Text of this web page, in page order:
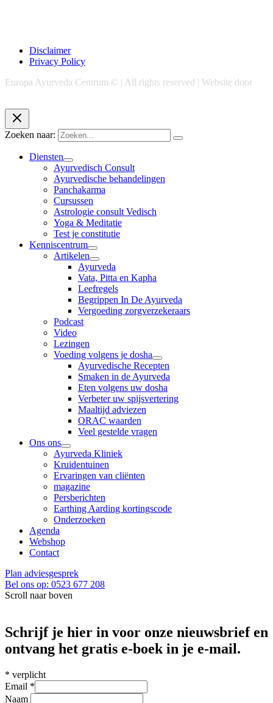
Disclaimer
Privacy Policy
Europa Ayurveda Centrum © | All rights reserved | Website door
Zoeken naar:
Diensten
Ayurvedisch Consult
Ayurvedische behandelingen
Panchakarma
Cursussen
Astrologie consult Vedisch
Yoga & Meditatie
Test je constitutie
Kenniscentrum
Artikelen
Ayurveda
Vata, Pitta en Kapha
Leefregels
Begrippen In De Ayurveda
Vergoeding zorgverzekeraars
Podcast
Video
Lezingen
Voeding volgens je dosha
Ayurvedische Recepten
Smaken in de Ayurveda
Eten volgens uw dosha
Verbeter uw spijsvertering
Maaltijd adviezen
ORAC waarden
Veel gestelde vragen
Ons ons
Ayurveda Kliniek
Kruidentuinen
Ervaringen van cliënten
magazine
Persberichten
Earthing Aarding kortingscode
Onderzoeken
Agenda
Webshop
Contact
Plan adviesgesprek
Bel ons op: 0523 677 208
Scroll naar boven
Schrijf je hier in voor onze nieuwsbrief en
ontvang het gratis e-boek in je e-mail.
* verplicht
Email *
Naam